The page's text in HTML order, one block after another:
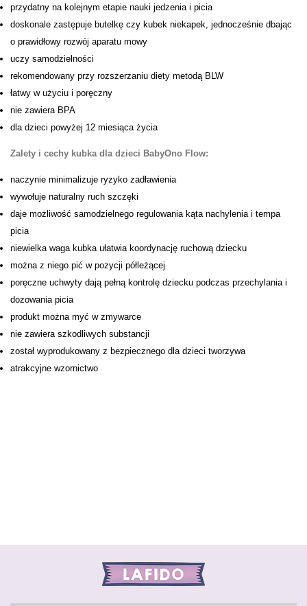
przydatny na kolejnym etapie nauki jedzenia i picia
doskonale zastępuje butelkę czy kubek niekapek, jednocześnie dbając
o prawidłowy rozwój aparatu mowy
uczy samodzielności
rekomendowany przy rozszerzaniu diety metodą BLW
łatwy w użyciu i poręczny
nie zawiera BPA
dla dzieci powyżej 12 miesiąca życia
Zalety i cechy kubka dla dzieci BabyOno Flow:
naczynie minimalizuje ryzyko zadławienia
wywołuje naturalny ruch szczęki
daje możliwość samodzielnego regulowania kąta nachylenia i tempa
picia
niewielka waga kubka ułatwia koordynację ruchową dziecku
można z niego pić w pozycji półleżącej
poręczne uchwyty dają pełną kontrolę dziecku podczas przechylania i
dozowania picia
produkt można myć w zmywarce
nie zawiera szkodliwych substancji
został wyprodukowany z bezpiecznego dla dzieci tworzywa
atrakcyjne wzornictwo